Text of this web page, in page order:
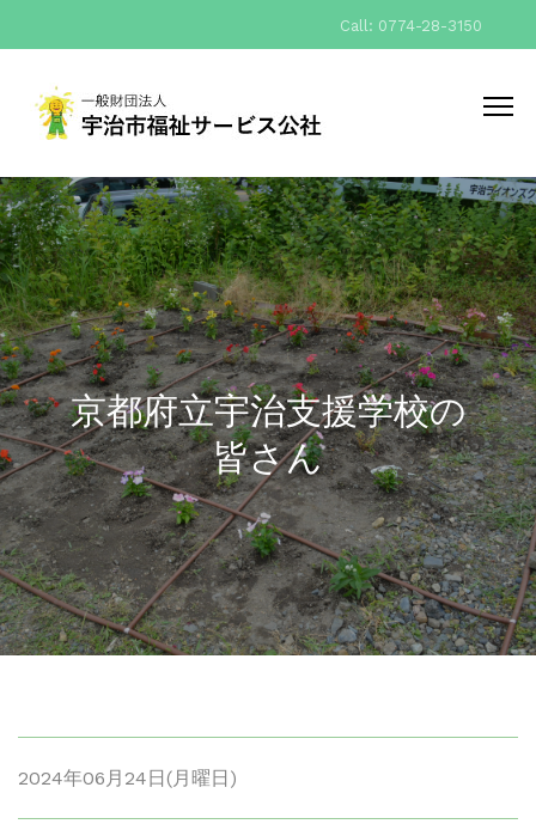
Call: 0774-28-3150
京都府立宇治支援学校の
皆さん
2024年06月24日(月曜日)